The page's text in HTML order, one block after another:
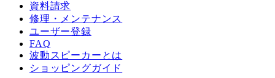
資料請求
修理・メンテナンス
ユーザー登録
FAQ
波動スピーカーとは
ショッピングガイド